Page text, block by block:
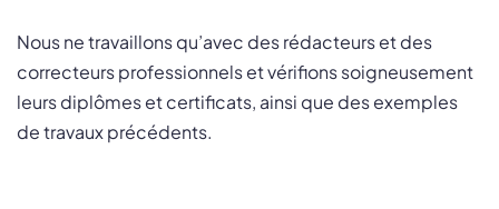
Nous ne travaillons qu’avec des rédacteurs et des
correcteurs professionnels et vérifions soigneusement
leurs diplômes et certificats, ainsi que des exemples
de travaux précédents.